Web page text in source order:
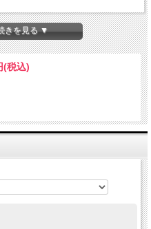
緻密なセッティングを可能とし、マシ
30）
きを見る ▼
(税込)